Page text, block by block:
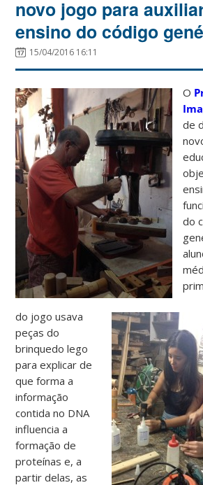
novo jogo para
ensino do código
15/04/2016 16:11
O
de
do
do jogo usava
peças do
brinquedo lego
para explicar de
que forma a
informação
contida no DNA
influencia a
formação de
proteínas e, a
partir delas, as